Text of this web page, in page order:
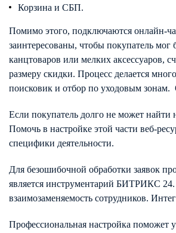
Корзина и СБП.
Помимо этого, подключаются онлайн-
заинтересованы, чтобы покупатель
канцтоваров или мелких аксессуаров,
размеру скидки. Процесс делается
поисковик и отбор по уходовым зонам.
Если покупатель долго не может
Помочь в настройке этой части веб-
специфики деятельности.
Для безошибочной обработки заявок
является инструментарий БИТРИКС 24.
взаимозаменяемость сотрудников.
Профессиональная настройка поможет